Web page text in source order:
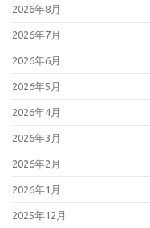
2026年8月
2026年7月
2026年6月
2026年5月
2026年4月
2026年3月
2026年2月
2026年1月
2025年12月